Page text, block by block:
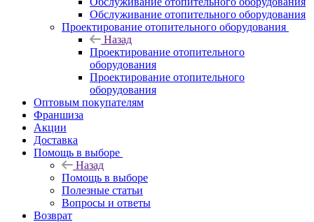
Обслуживание отопительного оборудования
Проектирование отопительного оборудования
Назад
Проектирование отопительного
оборудования
Проектирование отопительного
оборудования
Оптовым покупателям
Франшиза
Акции
Доставка
Помощь в выборе
Назад
Помощь в выборе
Полезные статьи
Вопросы и ответы
Возврат